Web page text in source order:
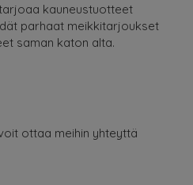
kauneustuotteet
parhaat meikkitarjoukset
saman katon alta.
ottaa meihin yhteyttä